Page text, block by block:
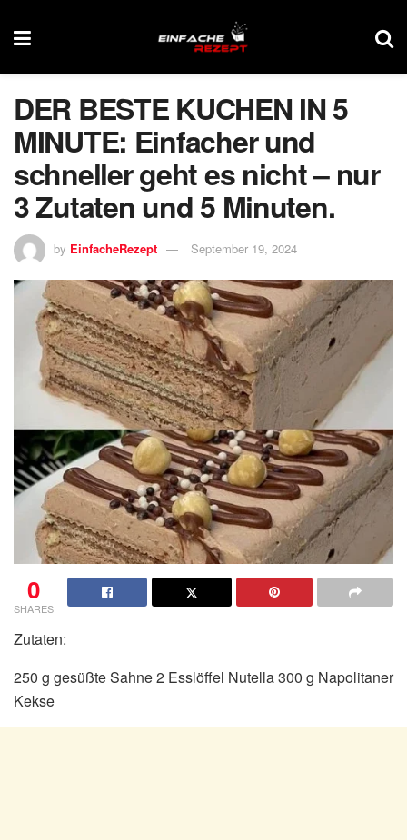
DER BESTE KUCHEN IN 5
MINUTE: Einfacher und
schneller geht es nicht – nur
3 Zutaten und 5 Minuten.
by EinfacheRezept September 19, 2024
0
SHARES
Zutaten:
250 g gesüßte Sahne 2 Esslöffel Nutella 300 g Napolitaner
Kekse